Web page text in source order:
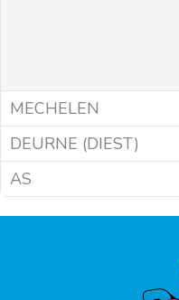
MECHELEN
DEURNE (DIEST)
AS